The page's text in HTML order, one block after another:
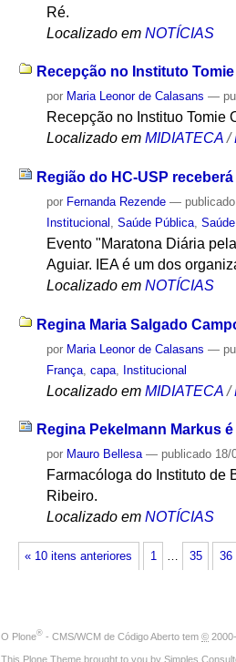
Ré.
Localizado em NOTÍCIAS
Recepção no Instituto
por Maria Leonor de Calasans —
Recepção no Instituo Tomie
Localizado em MIDIATECA /
Região do HC-USP
por Fernanda Rezende — publicado
Institucional
,Saúde Pública ,Saúde
Evento "Maratona Diária
Aguiar. IEA é um dos
Localizado em NOTÍCIAS
Regina Maria Salgado
por Maria Leonor de Calasans —
França ,capa Institucional
Localizado em MIDIATECA /
Regina Pekelmann Markus
por Mauro Bellesa — publicado 18/
Farmacóloga do Instituto de
Ribeiro.
Localizado em NOTÍCIAS
« 10 itens anteriores 1 35 36
O Plone® - CMS/WCM de Código Aberto tem ©
This Plone Theme brought to you by Simples